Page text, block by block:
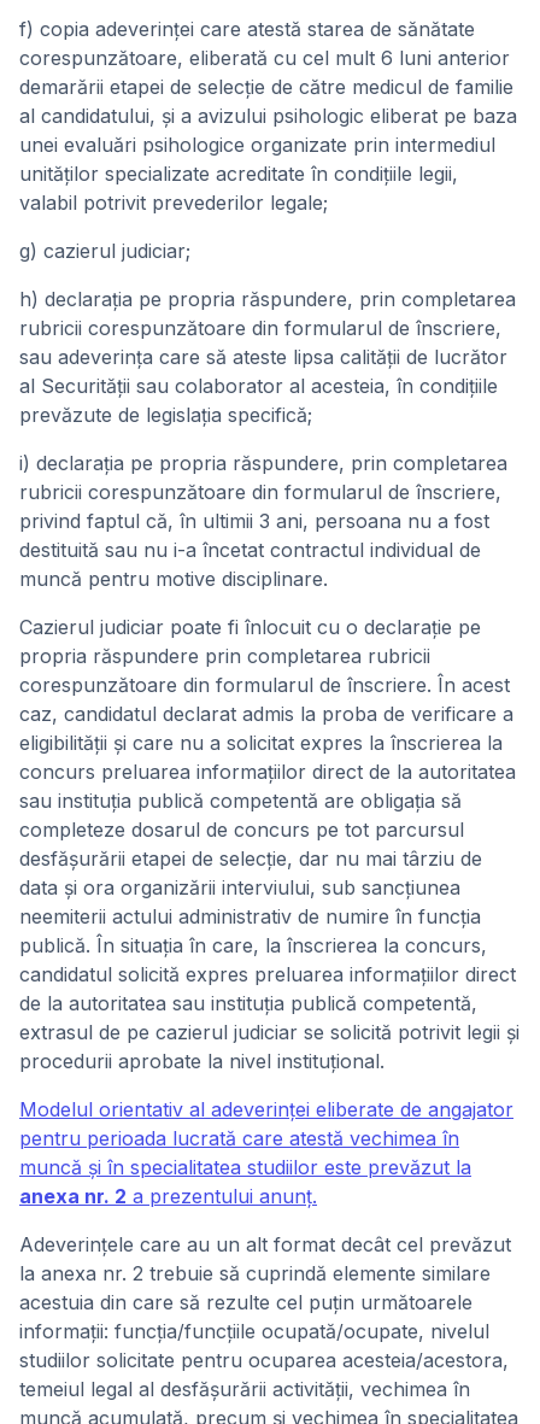
f) copia adeverinţei care atestă starea de sănătate
corespunzătoare, eliberată cu cel mult 6 luni anterior
demarării etapei de selecţie de către medicul de familie
al candidatului, şi a avizului psihologic eliberat pe baza
unei evaluări psihologice organizate prin intermediul
unităţilor specializate acreditate în condiţiile legii,
valabil potrivit prevederilor legale;
g) cazierul judiciar;
h) declaraţia pe propria răspundere, prin completarea
rubricii corespunzătoare din formularul de înscriere,
sau adeverinţa care să ateste lipsa calităţii de lucrător
al Securităţii sau colaborator al acesteia, în condiţiile
prevăzute de legislaţia specifică;
i) declaraţia pe propria răspundere, prin completarea
rubricii corespunzătoare din formularul de înscriere,
privind faptul că, în ultimii 3 ani, persoana nu a fost
destituită sau nu i-a încetat contractul individual de
muncă pentru motive disciplinare.
Cazierul judiciar poate fi înlocuit cu o declaraţie pe
propria răspundere prin completarea rubricii
corespunzătoare din formularul de înscriere. În acest
caz, candidatul declarat admis la proba de verificare a
eligibilităţii şi care nu a solicitat expres la înscrierea la
concurs preluarea informaţiilor direct de la autoritatea
sau instituţia publică competentă are obligaţia să
completeze dosarul de concurs pe tot parcursul
desfăşurării etapei de selecţie, dar nu mai târziu de
data şi ora organizării interviului, sub sancţiunea
neemiterii actului administrativ de numire în funcţia
publică. În situaţia în care, la înscrierea la concurs,
candidatul solicită expres preluarea informaţiilor direct
de la autoritatea sau instituţia publică competentă,
extrasul de pe cazierul judiciar se solicită potrivit legii şi
procedurii aprobate la nivel instituţional.
Modelul orientativ al adeverinţei eliberate de angajator
pentru perioada lucrată care atestă vechimea în
muncă şi în specialitatea studiilor este prevăzut la
anexa nr. 2 a prezentului anunţ.
Adeverinţele care au un alt format decât cel prevăzut
la anexa nr. 2 trebuie să cuprindă elemente similare
acestuia din care să rezulte cel puţin următoarele
informaţii: funcţia/funcţiile ocupată/ocupate, nivelul
studiilor solicitate pentru ocuparea acesteia/acestora,
temeiul legal al desfăşurării activităţii, vechimea în
muncă acumulată, precum şi vechimea în specialitatea